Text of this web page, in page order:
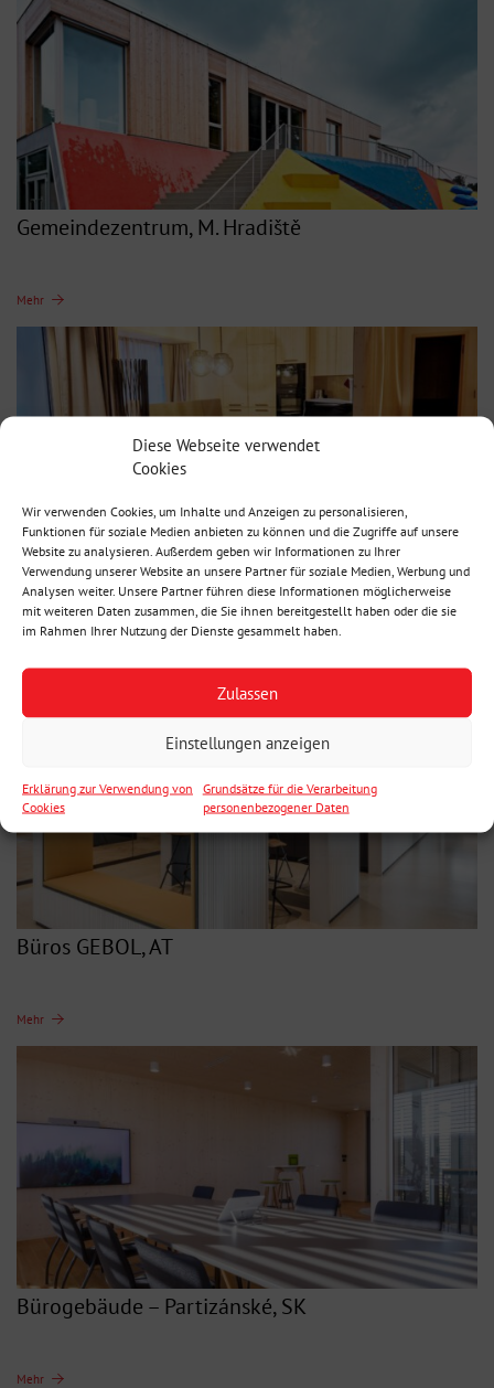
Diese Webseite verwendet
Cookies
Wir verwenden Cookies, um Inhalte und Anzeigen zu personalisieren,
Funktionen für soziale Medien anbieten zu können und die Zugriffe auf unsere
Website zu analysieren. Außerdem geben wir Informationen zu Ihrer
Verwendung unserer Website an unsere Partner für soziale Medien, Werbung und
Analysen weiter. Unsere Partner führen diese Informationen möglicherweise
mit weiteren Daten zusammen, die Sie ihnen bereitgestellt haben oder die sie
im Rahmen Ihrer Nutzung der Dienste gesammelt haben.
Zulassen
Einstellungen anzeigen
Erklärung zur Verwendung von
Cookies
Grundsätze für die Verarbeitung
personenbezogener Daten
Gemeindezentrum, M. Hradiště
Mehr
Hotelapartments, CH
Büros GEBOL, AT
Mehr
Bürogebäude – Partizánské, SK
Mehr